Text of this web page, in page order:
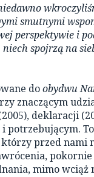
smutnymi
perspektywie i
niech spojrzą na
doobydwu
znaczącym
deklaracji
i potrzebującym.
przed nami
mimo